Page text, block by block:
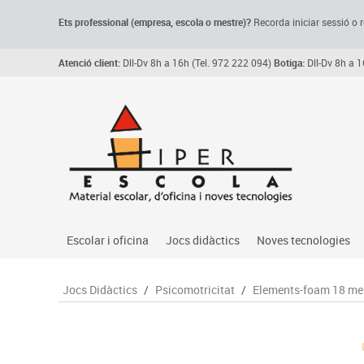
Ets professional (empresa, escolao mestre)? Recorda iniciar sessió o
Atenció client: Dll-Dv 8h a 16h (Tel. 972 222 094)Botiga: Dll-Dv 8h a
Escolar i oficina
Arxiu, carpetes i classificadors
Jocs didàctics
Primeres edats
Noves tecnologies
Audio
Connectivitat i
Jocs Didàctics / Psicomotricitat / Elements-foam 18